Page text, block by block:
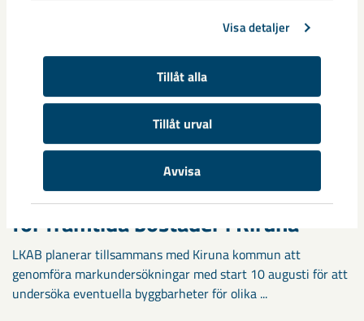
Visa detaljer
Tillåt alla
Tillåt urval
Avvisa
Markundersökningar visar vägen
för framtida bostäder i Kiruna
LKAB planerar tillsammans med Kiruna kommun att
genomföra markundersökningar med start 10 augusti för att
undersöka eventuella byggbarheter för olika ...